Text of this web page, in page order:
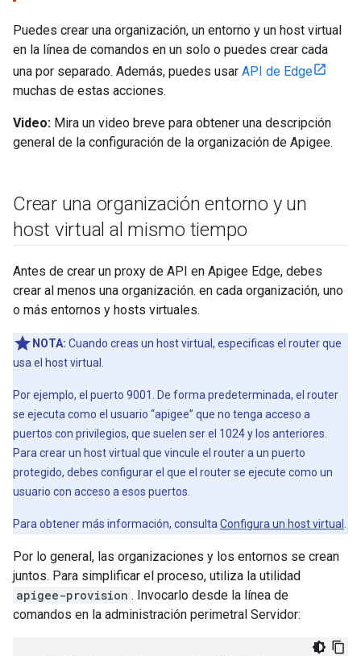
Puedes crear una organización, un entorno y un host virtual
en la línea de comandos en un solo o puedes crear cada
una por separado. Además, puedes usar API de Edge
muchas de estas acciones.
Video: Mira un video breve para obtener una descripción
general de la configuración de la organización de Apigee.
Crear una organización entorno y un
host virtual al mismo tiempo
Antes de crear un proxy de API en Apigee Edge, debes
crear al menos una organización. en cada organización, uno
o más entornos y hosts virtuales.
NOTA: Cuando creas un host virtual, especificas el router que
usa el host virtual.
Por ejemplo, el puerto 9001. De forma predeterminada, el router
se ejecuta como el usuario “apigee” que no tenga acceso a
puertos con privilegios, que suelen ser el 1024 y los anteriores.
Para crear un host virtual que vincule el router a un puerto
protegido, debes configurar el que el router se ejecute como un
usuario con acceso a esos puertos.
Para obtener más información, consulta Configura un host virtual
Por lo general, las organizaciones y los entornos se crean
juntos. Para simplificar el proceso, utiliza la utilidad
apigee-provision . Invocarlo desde la línea de
comandos en la administración perimetral Servidor: